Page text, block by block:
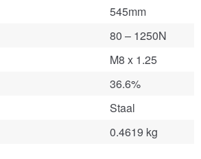
545mm
80 – 1250N
M8 x 1.25
36.6%
Staal
0.4619 kg